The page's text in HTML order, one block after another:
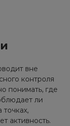
вне
контроля
понимать, где
ли
активность.